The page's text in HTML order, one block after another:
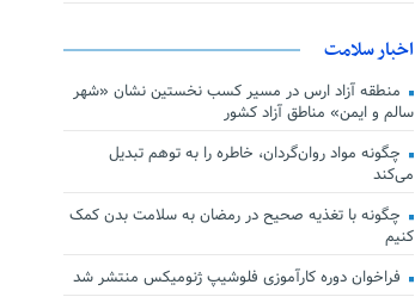
اخبار سلامت
منطقه آزاد ارس در مسیر کسب نخستین نشان «شهر
سالم و ایمن» مناطق آزاد کشور
چگونه مواد روان‌گردان، خاطره را به توهم تبدیل
می‌کند
چگونه با تغذیه صحیح در رمضان به سلامت بدن کمک
کنیم
فراخوان دوره کارآموزی فلوشیپ ژنومیکس منتشر شد